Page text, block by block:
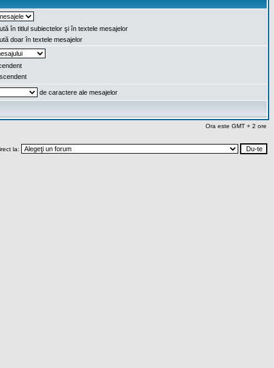
în titlul subiectelor şi în textele mesajelor
doar în textele mesajelor
de caractere ale mesajelor
Ora este GMT + 2 ore
la: